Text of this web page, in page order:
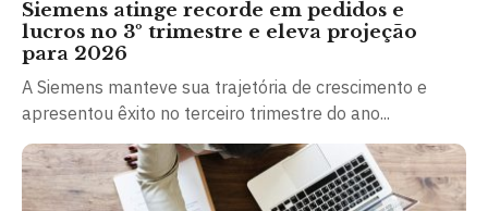
Siemens atinge recorde em pedidos e
lucros no 3º trimestre e eleva projeção
para 2026
A Siemens manteve sua trajetória de crescimento e
apresentou êxito no terceiro trimestre do ano...